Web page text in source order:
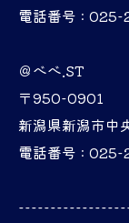
電話番号 :
＠べべ.ST
〒950-0901
新潟県新潟市中
電話番号 :